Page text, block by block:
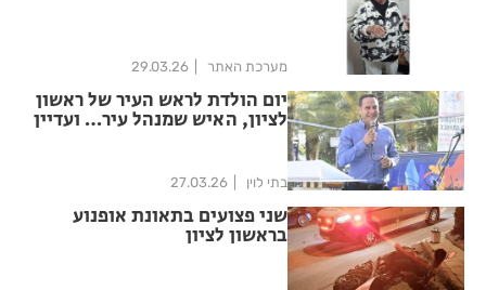
מערכת האתר 29.03.26
יום הולדת לראש העיר של ראשון
לציון, האיש שמנהל עיר… ועדיין
נשאר “הבחור מהשכונה”
בתי לוין 27.03.26
שני פצועים בתאונת אופנוע
בראשון לציון